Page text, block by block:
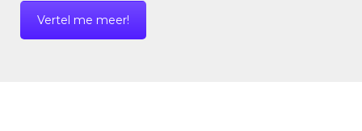
Vertel me meer!